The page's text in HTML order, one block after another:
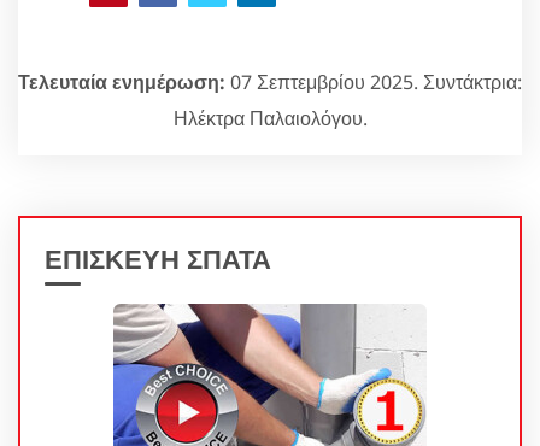
Τελευταία ενημέρωση: 07 Σεπτεμβρίου 2025. Συντάκτρια:
Ηλέκτρα Παλαιολόγου.
ΕΠΙΣΚΕΥΗ ΣΠΑΤΑ